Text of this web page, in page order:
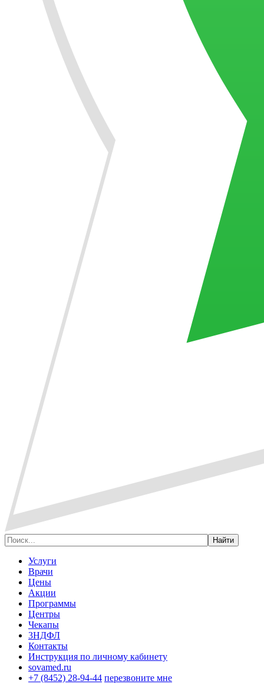
Услуги
Врачи
Цены
Акции
Программы
Центры
Чекапы
3НДФЛ
Контакты
Инструкция по личному кабинету
sovamed.ru
+7 (8452) 28-94-44 перезвоните мне